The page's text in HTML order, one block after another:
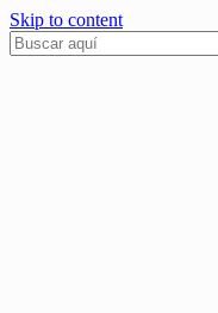
Skip to content